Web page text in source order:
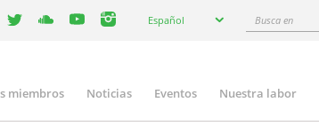
your
Español
Busca
miembros Noticias Eventos Nuestra labor